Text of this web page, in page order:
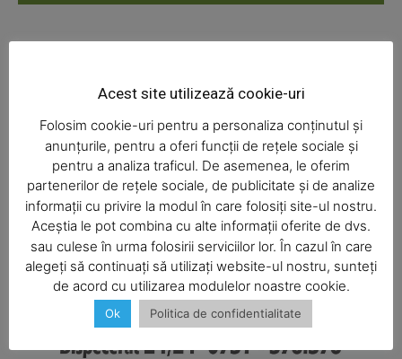
SUBSCRIBE NOW
Company
Acest site utilizează cookie-uri
Folosim cookie-uri pentru a personaliza conținutul și
anunțurile, pentru a oferi funcții de rețele sociale și
pentru a analiza traficul. De asemenea, le oferim
partenerilor de rețele sociale, de publicitate și de analize
informații cu privire la modul în care folosiți site-ul nostru.
Aceștia le pot combina cu alte informații oferite de dvs.
sau culese în urma folosirii serviciilor lor. În cazul în care
alegeți să continuați să utilizați website-ul nostru, sunteți
de acord cu utilizarea modulelor noastre cookie.
Ok Politica de confidentialitate